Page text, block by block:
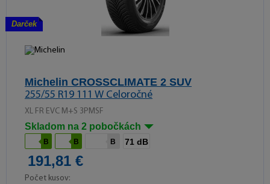
Darček
Michelin CROSSCLIMATE 2 SUV
255/55 R19 111 W Celoročné
XL FR EVC M+S 3PMSF
Skladom na 2 pobočkách
B B B 71 dB
191,81 €
Počet kusov: